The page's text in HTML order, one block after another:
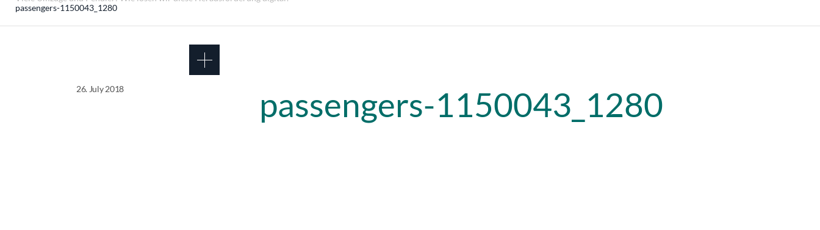
passengers-1150043_1280
26. July 2018 passengers-1150043_1280